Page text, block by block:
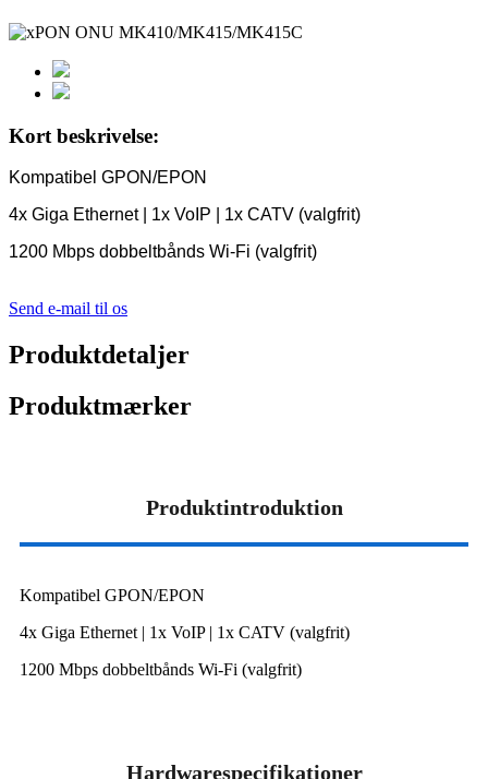
Kort beskrivelse:
Kompatibel GPON/EPON
4x Giga Ethernet | 1x VoIP | 1x CATV (valgfrit)
1200 Mbps dobbeltbånds Wi-Fi (valgfrit)
Send e-mail til os
Produktdetaljer
Produktmærker
Produktintroduktion
Kompatibel GPON/EPON
4x Giga Ethernet | 1x VoIP | 1x CATV (valgfrit)
1200 Mbps dobbeltbånds Wi-Fi (valgfrit)
Hardwarespecifikationer